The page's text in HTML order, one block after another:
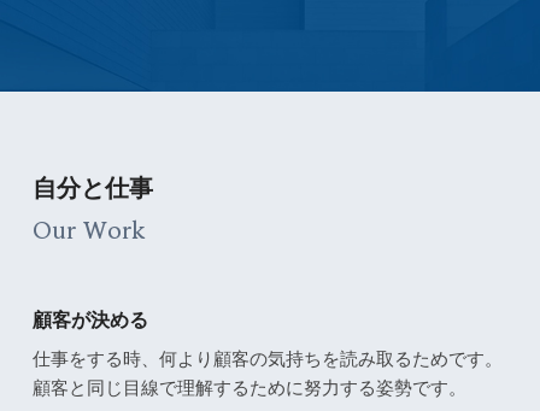
自分と仕事
Our Work
顧客が決める
仕事をする時、何より顧客の気持ちを読み取るためです。
顧客と同じ目線で理解するために努力する姿勢です。